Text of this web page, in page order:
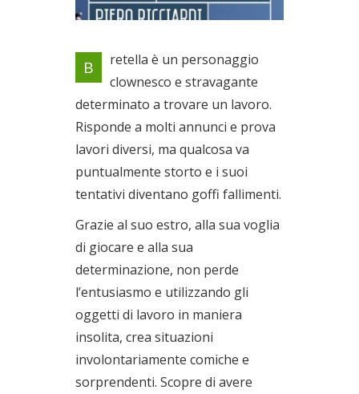
Spettacolo di teatro e circo
per bambini e famiglie
Il 22/05/2022
B
retella è un personaggio
clownesco e stravagante
determinato a trovare un lavoro.
Risponde a molti annunci e prova
lavori diversi, ma qualcosa va
puntualmente storto e i suoi
tentativi diventano goffi fallimenti.
Grazie al suo estro, alla sua voglia
di giocare e alla sua
determinazione, non perde
l’entusiasmo e utilizzando gli
oggetti di lavoro in maniera
insolita, crea situazioni
involontariamente comiche e
sorprendenti. Scopre di avere